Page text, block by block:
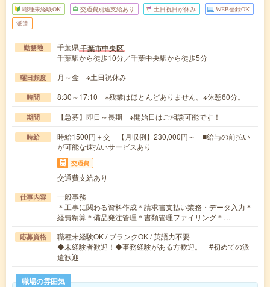
職種未経験OK 交通費別途支給あり 土日祝日が休み WEB登録OK
派遣
勤務地 千葉県千葉市中央区
千葉駅から徒歩10分／千葉中央駅から徒歩5分
曜日頻度 月～金 ※土日祝休み
時間 8:30～17:10 ※残業はほとんどありません。※休憩60分。
期間 【急募】即日～長期 ※開始日はご相談可能です！
時給
時給1500円＋交 【月収例】230,000円～ ■給与の前払い
が可能な速払いサービスあり
交通費
交通費支給あり
仕事内容
一般事務
＊工事に関わる資料作成＊請求書支払い業務・データ入力＊
経費精算＊備品発注管理＊書類管理ファイリング＊…
応募資格
職種未経験OK / ブランクOK / 英語力不要
◆未経験者歓迎！◆事務経験がある方歓迎。 #初めての派
遣歓迎
職場の雰囲気